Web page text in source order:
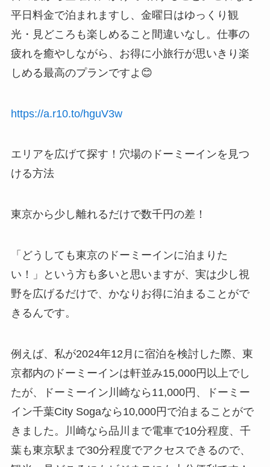
平日料金で泊まれますし、金曜日はゆっくり観
光・見どころも楽しめること間違いなし。仕事の
疲れを癒やしながら、お得に小旅行が思いきり楽
しめる最高のプランですよ😊
https://a.r10.to/hguV3w
エリアを広げて探す！穴場のドーミーインを見つ
ける方法
東京から少し離れるだけで数千円の差！
「どうしても東京のドーミーインに泊まりた
い！」という方も多いと思いますが、実は少し視
野を広げるだけで、かなりお得に泊まることがで
きるんです。
例えば、私が2024年12月に宿泊を検討した際、東
京都内のドーミーインは軒並み15,000円以上でし
たが、ドーミーイン川崎なら11,000円、ドーミー
イン千葉City Sogaなら10,000円で泊まることがで
きました。川崎なら品川まで電車で10分程度、千
葉も東京駅まで30分程度でアクセスできるので、